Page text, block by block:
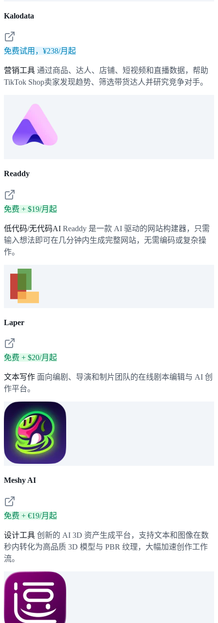
Kalodata
免费试用，¥238/月起
营销工具 通过商品、达人、店铺、短视频和直播数据，帮助
TikTok Shop卖家发现趋势、筛选带货达人并研究竞争对手。
Readdy
免费 + $19/月起
低代码/无代码AI Readdy 是一款 AI 驱动的网站构建器，只需
输入想法即可在几分钟内生成完整网站，无需编码或复杂操
作。
Laper
免费 + $20/月起
文本写作 面向编剧、导演和制片团队的在线剧本编辑与 AI 创
作平台。
Meshy AI
免费 + €19/月起
设计工具 创新的 AI 3D 资产生成平台，支持文本和图像在数
秒内转化为高品质 3D 模型与 PBR 纹理，大幅加速创作工作
流。